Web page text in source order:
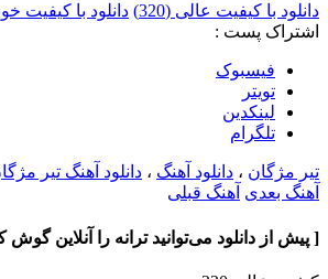
دانلود با کیفیت عالی (320) دانلود با کیفیت خوب
اشتراک پست :
فيسبوک
تويتر
لینکدین
تلگرام
تیر مژگان ، دانلود آهنگ ، دانلود آهنگ تیر
آهنگ بعدی آهنگ قبلی
[ پیش از دانلود می‌توانید ترانه را آنلاین گوش